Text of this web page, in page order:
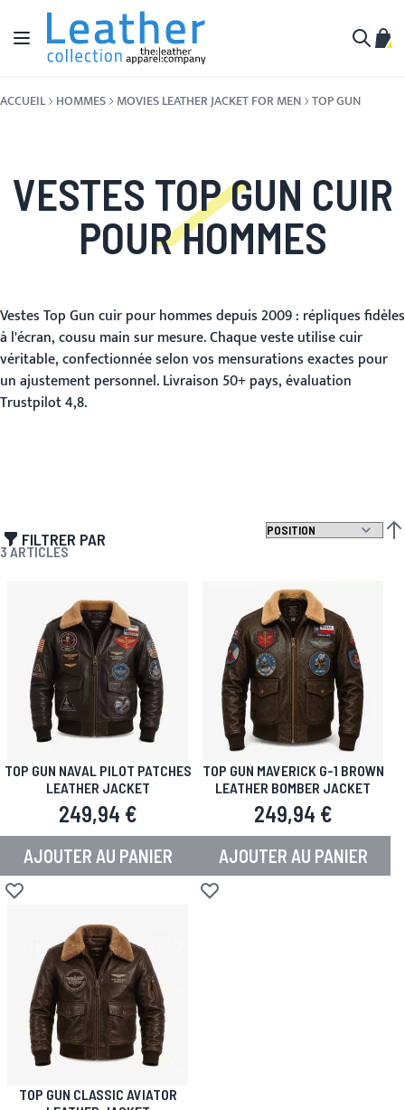
Aller au contenu
Affichage navigation
ACCUEIL HOMMES MOVIES LEATHER JACKET FOR MEN TOP GUN
VESTES TOP GUN CUIR
POUR HOMMES
Vestes Top Gun cuir pour hommes depuis 2009 : répliques fidèles
à l'écran, cousu main sur mesure. Chaque veste utilise cuir
véritable, confectionnée selon vos mensurations exactes pour
un ajustement personnel. Livraison 50+ pays, évaluation
Trustpilot 4,8.
FILTRER PAR
3ARTICLES
TOP GUN NAVAL PILOT PATCHES
LEATHER JACKET
249,94 €
AJOUTER AU PANIER
Ajouter à la liste d'achats
TOP GUN MAVERICK G-1 BROWN
LEATHER BOMBER JACKET
249,94 €
AJOUTER AU PANIER
Ajouter à la liste d'achats
TOP GUN CLASSIC AVIATOR